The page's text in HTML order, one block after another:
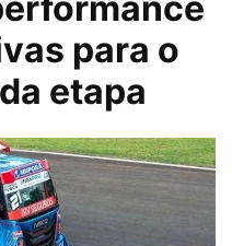
para o
etapa